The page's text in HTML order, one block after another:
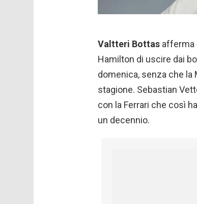
Valtteri Bottas afferma
Hamilton di uscire dai
domenica, senza che la
stagione. Sebastian
con la Ferrari che così
un decennio.